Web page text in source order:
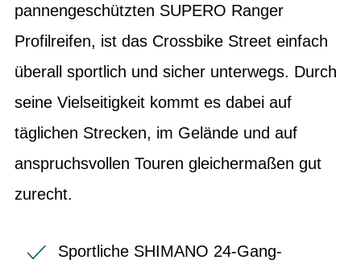
pannengeschützten SUPERO Ranger
Profilreifen, ist das Crossbike Street einfach
überall sportlich und sicher unterwegs. Durch
seine Vielseitigkeit kommt es dabei auf
täglichen Strecken, im Gelände und auf
anspruchsvollen Touren gleichermaßen gut
zurecht.
Sportliche SHIMANO 24-Gang-